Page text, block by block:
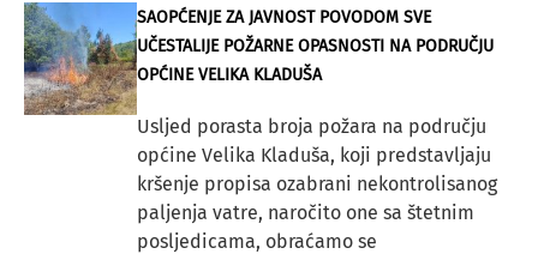
SAOPĆENJE ZA JAVNOST POVODOM SVE
UČESTALIJE POŽARNE OPASNOSTI NA PODRUČJU
OPĆINE VELIKA KLADUŠA
Usljed porasta broja požara na području
općine Velika Kladuša, koji predstavljaju
kršenje propisa ozabrani nekontrolisanog
paljenja vatre, naročito one sa štetnim
posljedicama, obraćamo se